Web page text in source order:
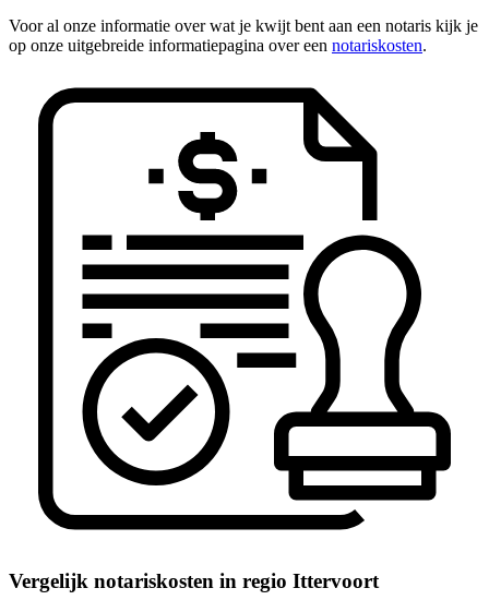
Voor al onze informatie over wat je kwijt bent aan een notaris kijk je
op onze uitgebreide informatiepagina over een notariskosten.
Vergelijk notariskosten in regio Ittervoort